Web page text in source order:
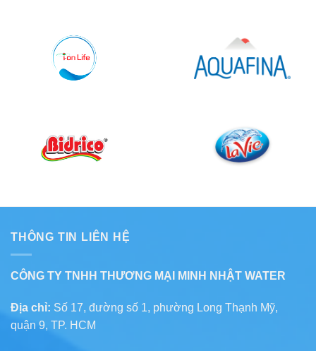
THÔNG TIN LIÊN HỆ
CÔNG TY TNHH THƯƠNG MẠI MINH NHẬT WATER
Địa chỉ: Số 17, đường số 1, phường Long Thạnh Mỹ,
quận 9, TP. HCM